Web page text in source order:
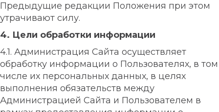
Предыдущие редакции Положения при этом
утрачивают силу.
4. Цели обработки информации
4.1. Администрация Сайта осуществляет
обработку информации о Пользователях, в том
числе их персональных данных, в целях
выполнения обязательств между
Администрацией Сайта и Пользователем в